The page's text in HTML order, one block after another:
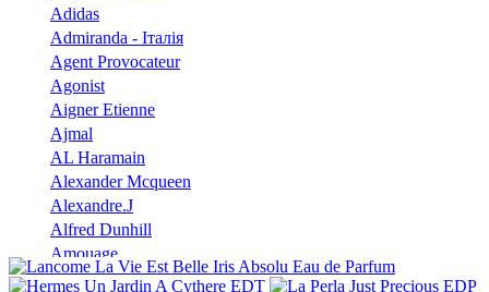
Adidas
Admiranda - Італія
Agent Provocateur
Agonist
Aigner Etienne
Ajmal
AL Haramain
Alexander Mcqueen
Alexandre.J
Alfred Dunhill
Amouage
Angel Schlesser